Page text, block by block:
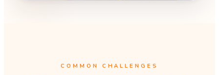
COMMON CHALLENGES